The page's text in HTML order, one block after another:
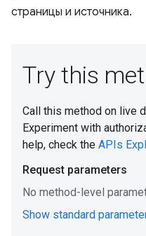
страницы и источника.